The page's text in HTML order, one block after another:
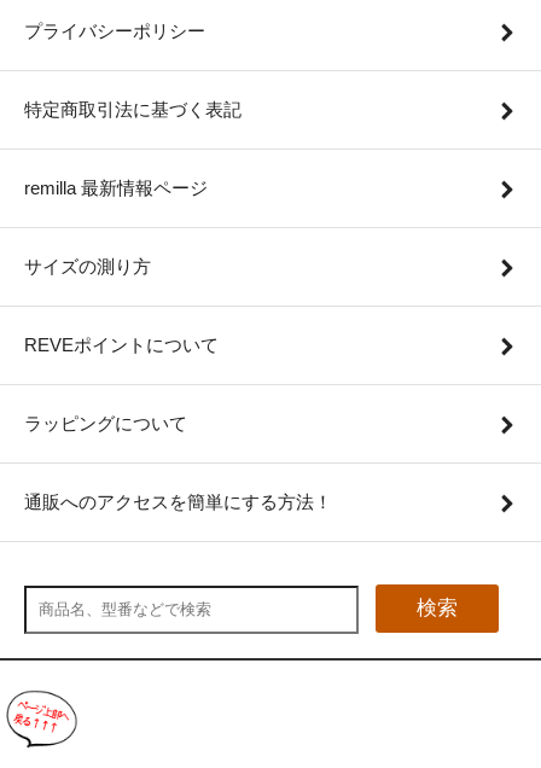
プライバシーポリシー
特定商取引法に基づく表記
remilla 最新情報ページ
サイズの測り方
REVEポイントについて
ラッピングについて
通販へのアクセスを簡単にする方法！
検索